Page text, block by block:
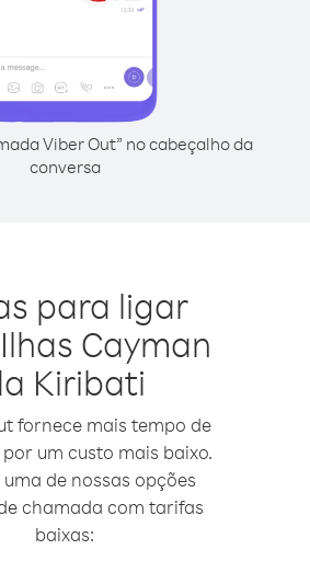
Viber Out” no cabeçalho da
conversa
para ligar
Cayman
Kiribati
fornece mais tempo de
um custo mais baixo.
de nossas opções
chamada com tarifas
baixas: